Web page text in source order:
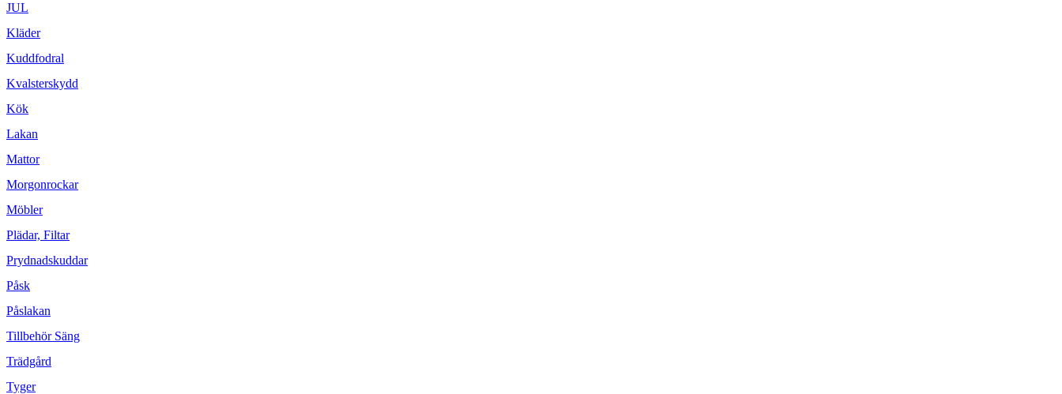
JUL
Kläder
Kuddfodral
Kvalsterskydd
Kök
Lakan
Mattor
Morgonrockar
Möbler
Plädar, Filtar
Prydnadskuddar
Påsk
Påslakan
Tillbehör Säng
Trädgård
Tyger